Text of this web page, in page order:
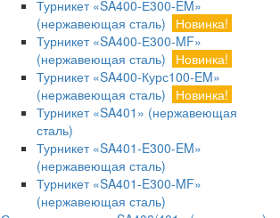
Турникет «SA400-Е300-EM»
(нержавеющая сталь)
Новинка!
Турникет «SA400-Е300-MF»
(нержавеющая сталь)
Новинка!
Турникет «SA400-Курс100-EM»
(нержавеющая сталь)
Новинка!
Турникет «SA401» (нержавеющая
сталь)
Турникет «SA401-E300-EM»
(нержавеющая сталь)
Турникет «SA401-E300-MF»
(нержавеющая сталь)